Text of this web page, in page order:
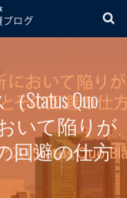
Status Quo
いて陥りが
回避の仕方